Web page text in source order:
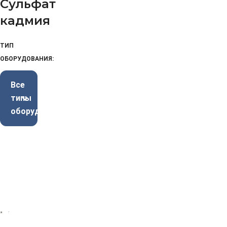
Сульфат
кадмия
ТИП
ОБОРУДОВАНИЯ:
Все
типы
оборудования